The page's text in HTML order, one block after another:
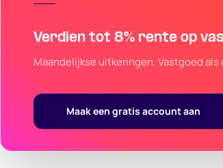
Verdien tot 8% rente op
Maandelijkse uitkeringen. Vastgoed
Maak een gratis account aan